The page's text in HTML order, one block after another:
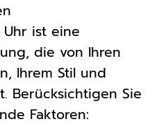
ist eine
die von Ihren
Ihrem Stil und
Berücksichtigen Sie
Faktoren: